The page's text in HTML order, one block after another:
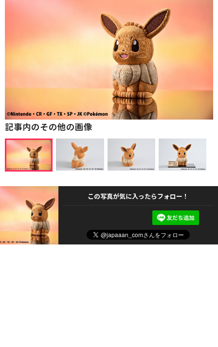
記事内のその他の画像
この写真が気に入ったらフォロー！